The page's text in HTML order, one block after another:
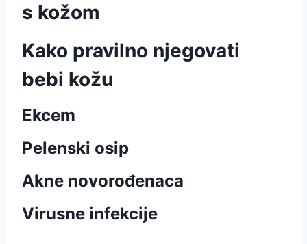
s kožom
Kako pravilno njegovati
bebi kožu
Ekcem
Pelenski osip
Akne novorođenaca
Virusne infekcije